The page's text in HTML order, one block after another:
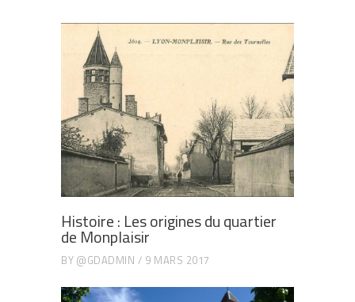
Histoire : Les origines du quartier
de Monplaisir
BY @GDADMIN 9 MARS 2017